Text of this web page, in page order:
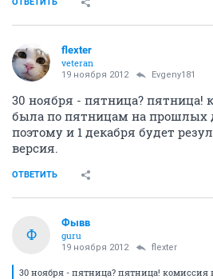
flexter
veteran
19 ноября 2012 Evgeny181
30 ноября - пятница? пятница!
была по пятницам на прошлых
поэтому и 1 декабря будет
версия.
ОТВЕТИТЬ
Ф
Фывв
guru
19 ноября 2012 flexter
30 ноября - пятница? пятница! комиссия